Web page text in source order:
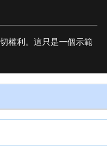
權利。這只是一個示範